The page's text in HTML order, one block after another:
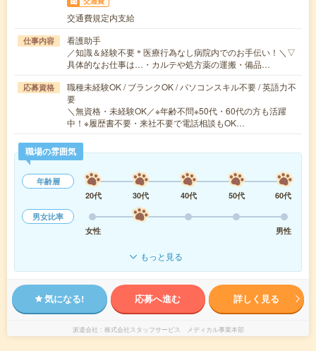
交通費規定内支給
仕事内容
看護助手
／知識＆経験不要＊医療行為なし病院内でのお手伝い！＼▽
具体的なお仕事は…・カルテや処方薬の運搬・備品…
応募資格
職種未経験OK / ブランクOK / パソコンスキル不要 / 英語力不
要
＼無資格・未経験OK／※年齢不問※50代・60代の方も活躍
中！※履歴書不要・来社不要で電話相談もOK…
職場の雰囲気
年齢層
20代
30代 40代 50代
60代
男女比率
女性
男性
もっと見る
気になる! 応募へ進む 詳しく見る
派遣会社 株式会社スタッフサービス メディカル事業本部